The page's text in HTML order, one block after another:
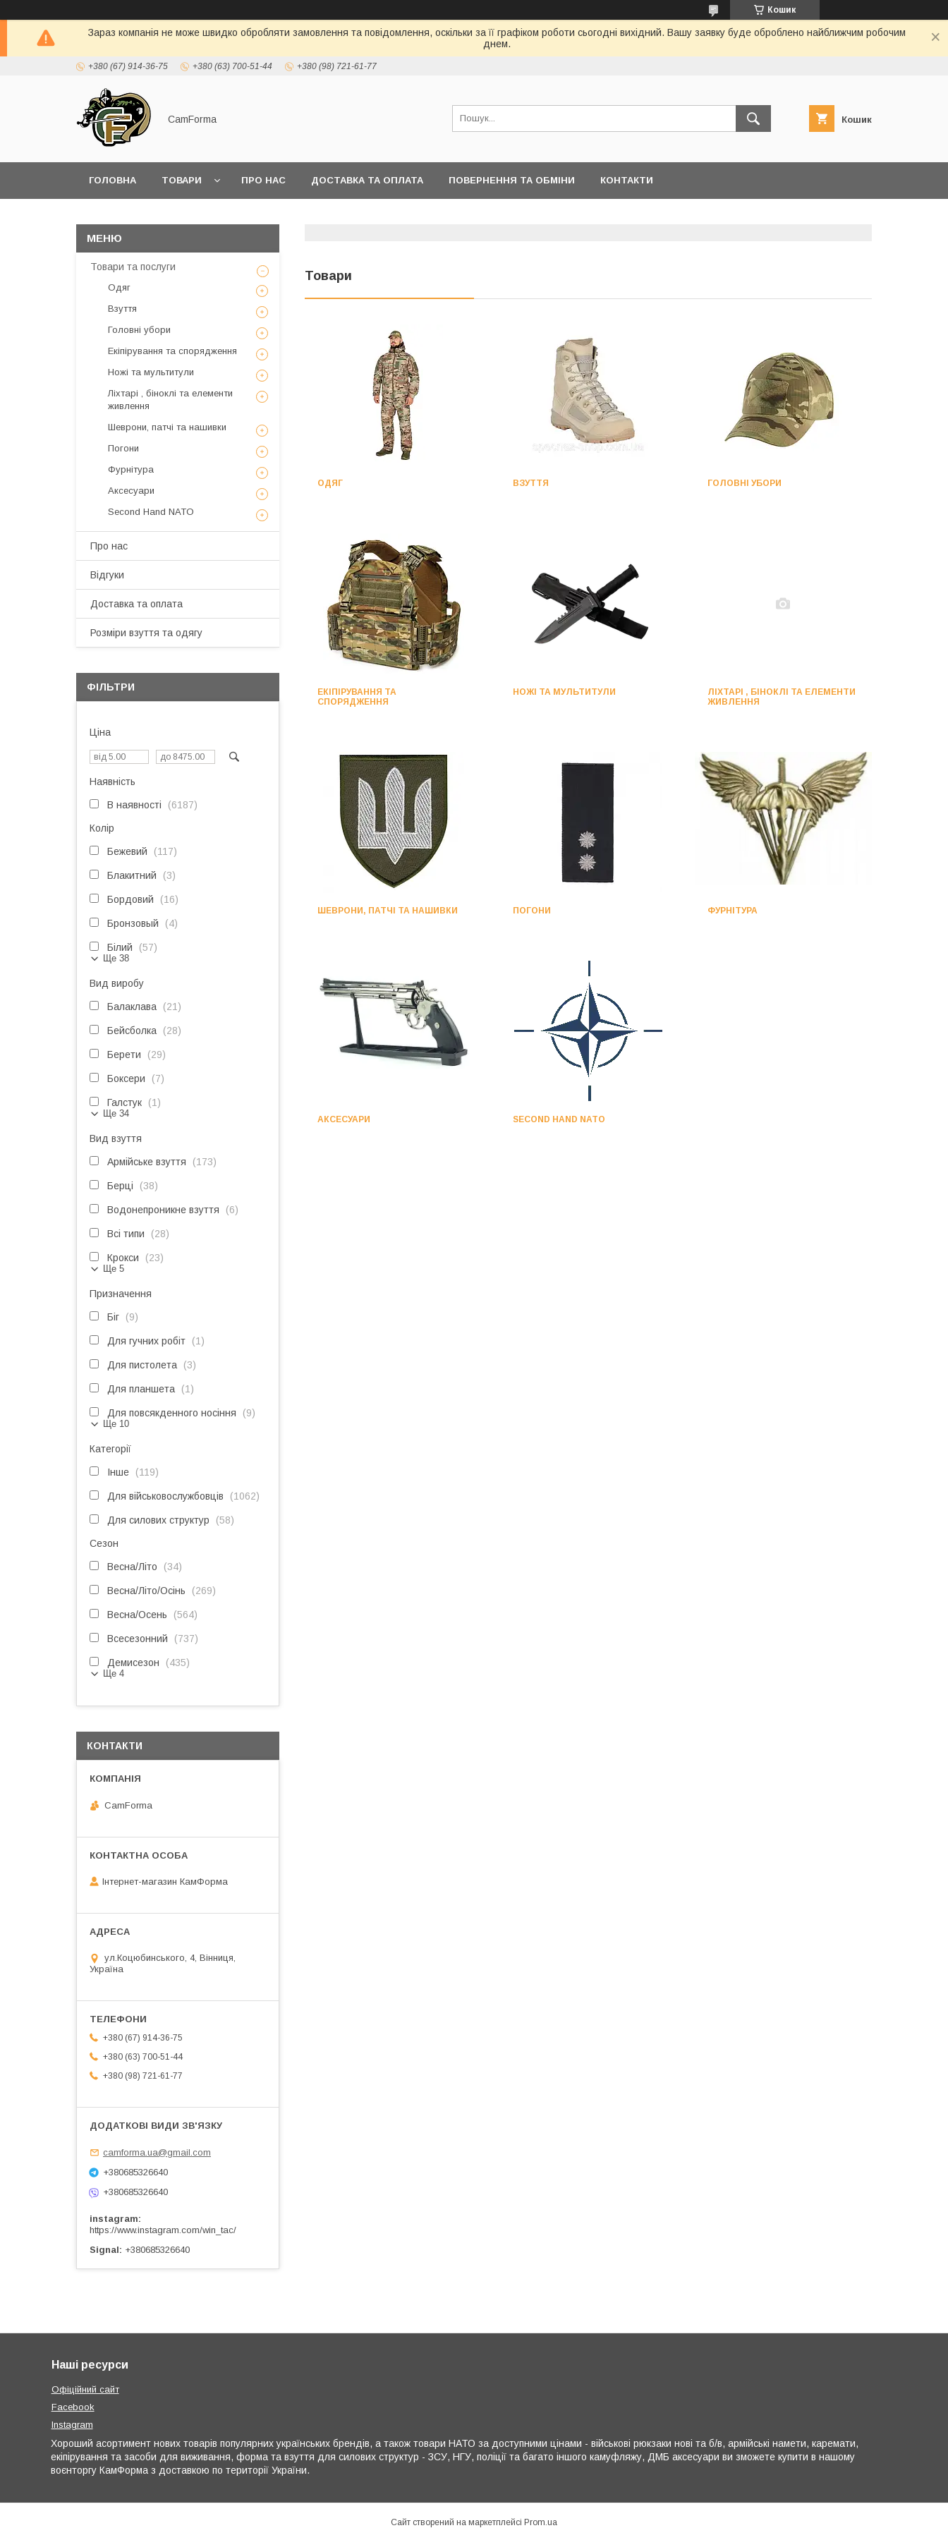
Кошик
Зараз компанія не може швидко обробляти замовлення та повідомлення, оскільки за її графіком роботи сьогодні вихідний. Вашу заявку буде оброблено найближчим робочим
днем.
+380 (67) 914-36-75 +380 (63) 700-51-44 +380 (98) 721-61-77
CamForma Кошик
ГОЛОВНА ТОВАРИ ПРО НАС ДОСТАВКА ТА ОПЛАТА ПОВЕРНЕННЯ ТА ОБМІНИ КОНТАКТИ
Товари
ОДЯГ ВЗУТТЯ ГОЛОВНІ УБОРИ
ЕКІПІРУВАННЯ ТА
СПОРЯДЖЕННЯ
НОЖІ ТА МУЛЬТИТУЛИ
ЛІХТАРІ , БІНОКЛІ ТА ЕЛЕМЕНТИ
ЖИВЛЕННЯ
ШЕВРОНИ, ПАТЧІ ТА НАШИВКИ ПОГОНИ ФУРНІТУРА
АКСЕСУАРИ SECOND HAND NATO
Товари та послуги
Одяг
Взуття
Головні убори
Екіпірування та спорядження
Ножі та мультитули
Ліхтарі , біноклі та елементи
живлення
Шеврони, патчі та нашивки
Погони
Фурнітура
Аксесуари
Second Hand NATO
Про нас
Відгуки
Доставка та оплата
Розміри взуття та одягу
ФІЛЬТРИ
Ціна
Наявність
В наявності 6187
Колір
Бежевий 117
Блакитний 3
Бордовий 16
Бронзовый 4
Білий 57
Ще 38
Вид виробу
Балаклава 21
Бейсболка 28
Берети 29
Боксери 7
Галстук 1
Ще 34
Вид взуття
Армійське взуття 173
Берці 38
Водонепроникне взуття 6
Всі типи 28
Крокси 23
Ще 5
Призначення
Біг 9
Для гучних робіт 1
Для пистолета 3
Для планшета 1
Для повсякденного носіння 9
Ще 10
Категорії
Інше 119
Для військовослужбовців 1062
Для силових структур 58
Сезон
Весна/Літо 34
Весна/Літо/Осінь 269
Весна/Осень 564
Всесезонний 737
Демисезон 435
Ще 4
КОНТАКТИ
CamForma
Інтернет-магазин КамФорма
ул.Коцюбинського, 4, Вінниця,
Україна
+380 (67) 914-36-75
+380 (63) 700-51-44
+380 (98) 721-61-77
camforma.ua@gmail.com
+380685326640
+380685326640
instagram
https://www.instagram.com/win_tac/
Signal
+380685326640
Наші ресурси
Офіційний сайт
Facebook
Instagram
Хороший асортимент нових товарів популярних українських брендів, а також товари НАТО за доступними цінами - військові рюкзаки нові та б/в, армійські намети, каремати,
екіпірування та засоби для виживання, форма та взуття для силових структур - ЗСУ, НГУ, поліції та багато іншого камуфляжу, ДМБ аксесуари ви зможете купити в нашому
воєнторгу КамФорма з доставкою по території України.
Сайт створений на маркетплейсі Prom.ua